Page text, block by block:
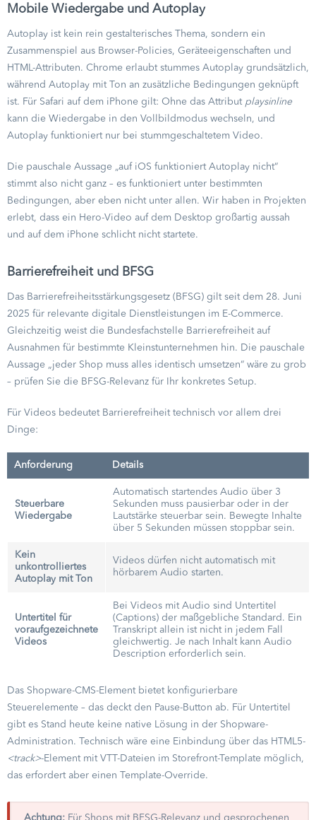
Mobile Wiedergabe und Autoplay
Autoplay ist kein rein gestalterisches Thema, sondern ein
Zusammenspiel aus Browser-Policies, Geräteeigenschaften und
HTML-Attributen. Chrome erlaubt stummes Autoplay grundsätzlich,
während Autoplay mit Ton an zusätzliche Bedingungen geknüpft
ist. Für Safari auf dem iPhone gilt: Ohne das Attribut playsinline
kann die Wiedergabe in den Vollbildmodus wechseln, und
Autoplay funktioniert nur bei stummgeschaltetem Video.
Die pauschale Aussage „auf iOS funktioniert Autoplay nicht“
stimmt also nicht ganz – es funktioniert unter bestimmten
Bedingungen, aber eben nicht unter allen. Wir haben in Projekten
erlebt, dass ein Hero-Video auf dem Desktop großartig aussah
und auf dem iPhone schlicht nicht startete.
Barrierefreiheit und BFSG
Das Barrierefreiheitsstärkungsgesetz (BFSG) gilt seit dem 28. Juni
2025 für relevante digitale Dienstleistungen im E-Commerce.
Gleichzeitig weist die Bundesfachstelle Barrierefreiheit auf
Ausnahmen für bestimmte Kleinstunternehmen hin. Die pauschale
Aussage „jeder Shop muss alles identisch umsetzen“ wäre zu grob
– prüfen Sie die BFSG-Relevanz für Ihr konkretes Setup.
Für Videos bedeutet Barrierefreiheit technisch vor allem drei
Dinge:
Anforderung Details
Steuerbare
Wiedergabe
Automatisch startendes Audio über 3
Sekunden muss pausierbar oder in der
Lautstärke steuerbar sein. Bewegte Inhalte
über 5 Sekunden müssen stoppbar sein.
Kein
unkontrolliertes
Autoplay mit Ton
Videos dürfen nicht automatisch mit
hörbarem Audio starten.
Untertitel für
voraufgezeichnete
Videos
Bei Videos mit Audio sind Untertitel
(Captions) der maßgebliche Standard. Ein
Transkript allein ist nicht in jedem Fall
gleichwertig. Je nach Inhalt kann Audio
Description erforderlich sein.
Das Shopware-CMS-Element bietet konfigurierbare
Steuerelemente – das deckt den Pause-Button ab. Für Untertitel
gibt es Stand heute keine native Lösung in der Shopware-
Administration. Technisch wäre eine Einbindung über das HTML5-
<track>-Element mit VTT-Dateien im Storefront-Template möglich,
das erfordert aber einen Template-Override.
Achtung: Für Shops mit BFSG-Relevanz und gesprochenen